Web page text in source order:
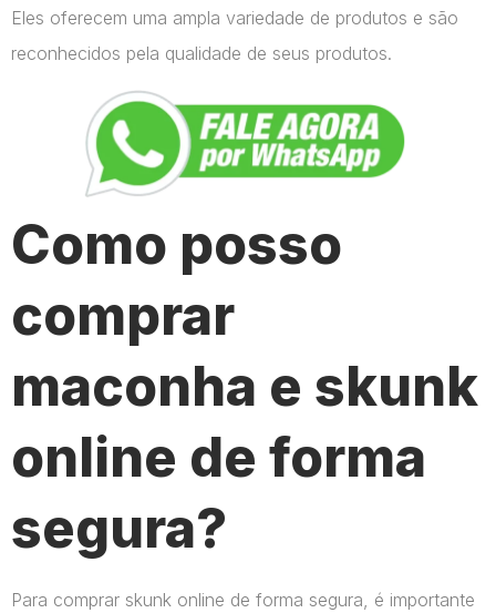
Eles oferecem uma ampla variedade de produtos e são
reconhecidos pela qualidade de seus produtos.
Como posso
comprar
maconha e skunk
online de forma
segura?
Para comprar skunk online de forma segura, é importante